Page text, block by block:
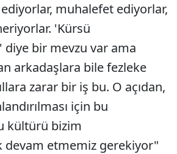
muhalefet ediyorlar,
'Kürsü
diye bir mevzu var ama
arkadaşlara bile fezleke
zarar bir iş bu. O açıdan,
için bu
kültürü bizim
devam etmemiz gerekiyor"